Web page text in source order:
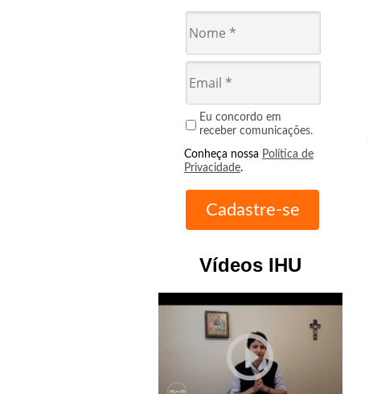
Eu concordo em
receber comunicações.
Conheça nossa Política de
Privacidade.
Vídeos IHU
play_circle_outline